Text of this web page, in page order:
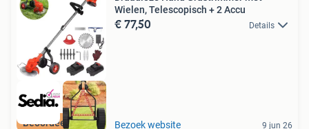
Beoordeeld met 9+
Wielen, Telescopisch + 2 Accu
€ 77,50 Details
Bezoek website 9 jun 26